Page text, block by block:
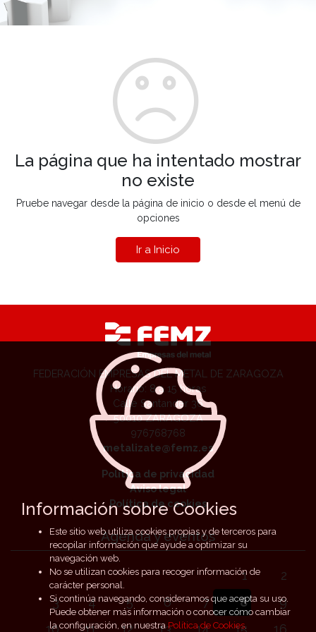
La página que ha intentado mostrar
no existe
Pruebe navegar desde la página de inicio o desde el menú de
opciones
Ir a Inicio
FEDERACIÓN EMPRESAS DEL METAL DE ZARAGOZA
Horario: 8 a 15 horas
Calle Santander 36
50010 ZARAGOZA
976768768
metalizate@femz.es
Política de privacidad
Aviso legal
Política de cookies
Agenda y eventos
1
2
3
4 5 6 7 8
9
Información sobre Cookies
Este sitio web utiliza cookies propias y de terceros para
recopilar información que ayude a optimizar su
navegación web.
No se utilizan cookies para recoger información de
carácter personal.
Si continúa navegando, consideramos que acepta su uso.
Puede obtener más información o conocer cómo cambiar
la configuración, en nuestraPolítica de Cookies.